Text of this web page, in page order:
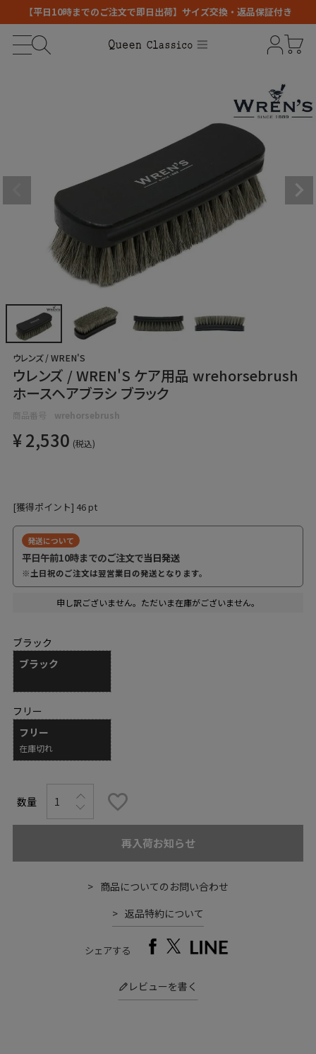
【平日10時までのご注文で即日出荷】サイズ交換・返品保証付き
ウレンズ / WREN'S
ウレンズ / WREN'S ケア用品 wrehorsebrush
ホースヘアブラシ ブラック
商品番号 wrehorsebrush
¥2,530 税込
[獲得ポイント] 46 pt
発送について
平日午前10時までのご注文で当日発送
※土日祝のご注文は翌営業日の発送となります。
申し訳ございません。ただいま在庫がございません。
フリー
フリー
在庫切れ
ブラック
ブラック
再入荷お知らせ
商品についてのお問い合わせ
返品特約について
シェアする
レビューを書く